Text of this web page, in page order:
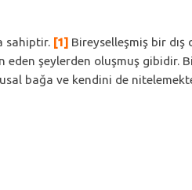
sahiptir. [1] Bireyselleşmiş bir dış
eden şeylerden oluşmuş gibidir.
bağa ve kendini de